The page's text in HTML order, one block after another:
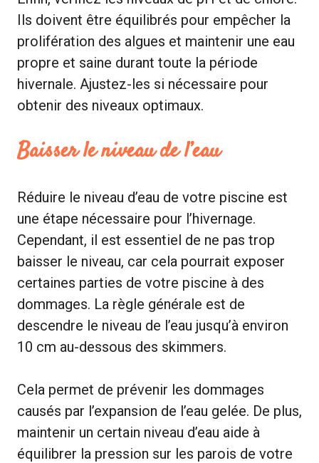
Ils doivent être équilibrés pour empêcher la
prolifération des algues et maintenir une eau
propre et saine durant toute la période
hivernale. Ajustez-les si nécessaire pour
obtenir des niveaux optimaux.
Baisser le niveau de l’eau
Réduire le niveau d’eau de votre piscine est
une étape nécessaire pour l’hivernage.
Cependant, il est essentiel de ne pas trop
baisser le niveau, car cela pourrait exposer
certaines parties de votre piscine à des
dommages. La règle générale est de
descendre le niveau de l’eau jusqu’à environ
10 cm au-dessous des skimmers.
Cela permet de prévenir les dommages
causés par l’expansion de l’eau gelée. De plus,
maintenir un certain niveau d’eau aide à
équilibrer la pression sur les parois de votre